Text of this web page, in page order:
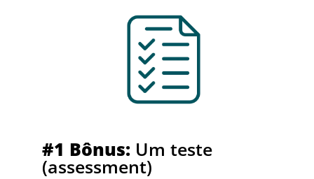
#1 Bônus: Um teste
(assessment)